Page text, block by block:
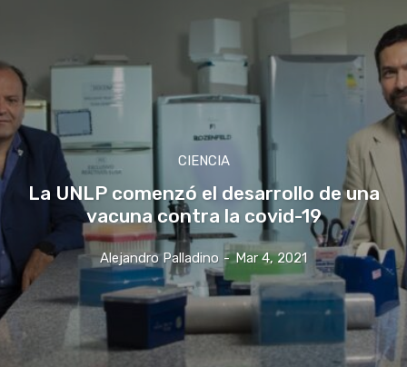
CIENCIA
La UNLP comenzó el desarrollo de una
vacuna contra la covid-19
Alejandro Palladino - Mar 4, 2021